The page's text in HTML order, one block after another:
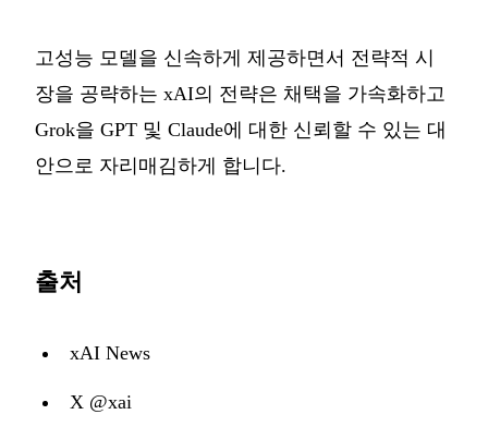
고성능 모델을 신속하게 제공하면서 전략적 시
장을 공략하는 xAI의 전략은 채택을 가속화하고
Grok을 GPT 및 Claude에 대한 신뢰할 수 있는 대
안으로 자리매김하게 합니다.
출처
xAI News
X @xai